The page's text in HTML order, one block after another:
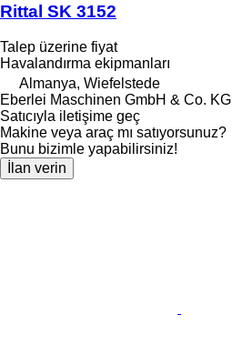
Rittal SK 3152
Talep üzerine fiyat
Havalandırma ekipmanları
Almanya, Wiefelstede
Eberlei Maschinen GmbH & Co. KG
Satıcıyla iletişime geç
Makine veya araç mı satıyorsunuz?
Bunu bizimle yapabilirsiniz!
İlan verin